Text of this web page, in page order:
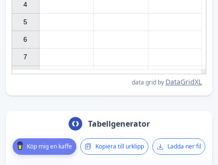
4
5
6
7
data grid by DataGridXL
Tabellgenerator
Köp mig en kaffe Kopiera till urklipp Ladda ner fil